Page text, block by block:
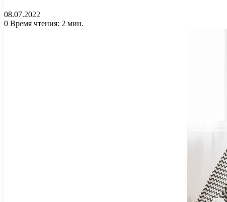
08.07.2022
0 Время чтения: 2 мин.